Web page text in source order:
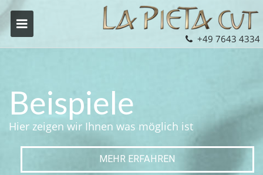
+49 7643 4334
Beispiele
Hier zeigen wir Ihnen was möglich ist
MEHR ERFAHREN